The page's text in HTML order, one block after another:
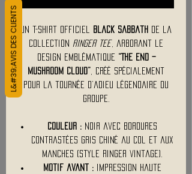
Un t-shirt officiel Black Sabbath
de la
collection Ringer Tee
, arborant le
design emblématique
“The End –
Mushroom Cloud” , créé spécialement
pour la tournée d’adieu légendaire du
groupe.
Couleur :noir avec bordures
contrastées gris chiné au col et aux
manches (style ringer vintage).
Motif avant :impression haute
L&#39;AVIS DES CLIENTS